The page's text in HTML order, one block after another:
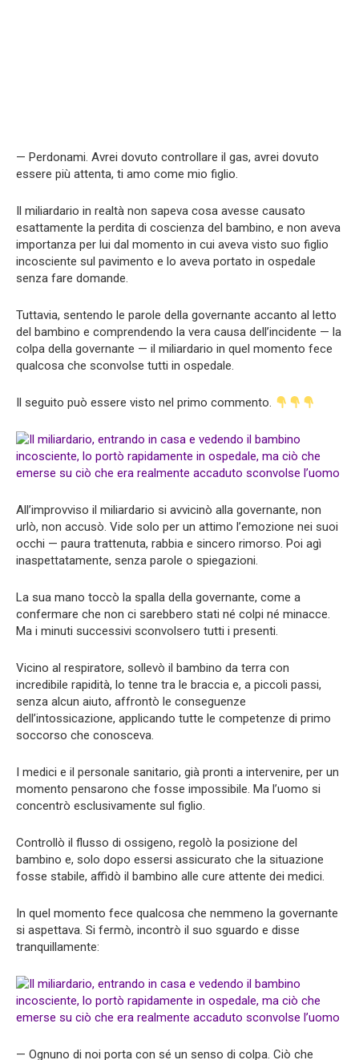
— Perdonami. Avrei dovuto controllare il gas, avrei dovuto
essere più attenta, ti amo come mio figlio.
Il miliardario in realtà non sapeva cosa avesse causato
esattamente la perdita di coscienza del bambino, e non aveva
importanza per lui dal momento in cui aveva visto suo figlio
incosciente sul pavimento e lo aveva portato in ospedale
senza fare domande.
Tuttavia, sentendo le parole della governante accanto al letto
del bambino e comprendendo la vera causa dell’incidente — la
colpa della governante — il miliardario in quel momento fece
qualcosa che sconvolse tutti in ospedale.
Il seguito può essere visto nel primo commento.
All’improvviso il miliardario si avvicinò alla governante, non
urlò, non accusò. Vide solo per un attimo l’emozione nei suoi
occhi — paura trattenuta, rabbia e sincero rimorso. Poi agì
inaspettatamente, senza parole o spiegazioni.
La sua mano toccò la spalla della governante, come a
confermare che non ci sarebbero stati né colpi né minacce.
Ma i minuti successivi sconvolsero tutti i presenti.
Vicino al respiratore, sollevò il bambino da terra con
incredibile rapidità, lo tenne tra le braccia e, a piccoli passi,
senza alcun aiuto, affrontò le conseguenze
dell’intossicazione, applicando tutte le competenze di primo
soccorso che conosceva.
I medici e il personale sanitario, già pronti a intervenire, per un
momento pensarono che fosse impossibile. Ma l’uomo si
concentrò esclusivamente sul figlio.
Controllò il flusso di ossigeno, regolò la posizione del
bambino e, solo dopo essersi assicurato che la situazione
fosse stabile, affidò il bambino alle cure attente dei medici.
In quel momento fece qualcosa che nemmeno la governante
si aspettava. Si fermò, incontrò il suo sguardo e disse
tranquillamente:
— Ognuno di noi porta con sé un senso di colpa. Ciò che